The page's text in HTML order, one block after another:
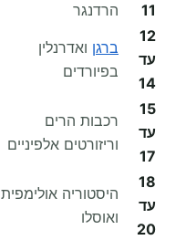
11
הרדנגר
12
עד
14
ברגן ואדרנלין
בפיורדים
15
עד
17
רכבות הרים
וריזורטים אלפיניים
18
עד
20
היסטוריה אולימפית
ואוסלו